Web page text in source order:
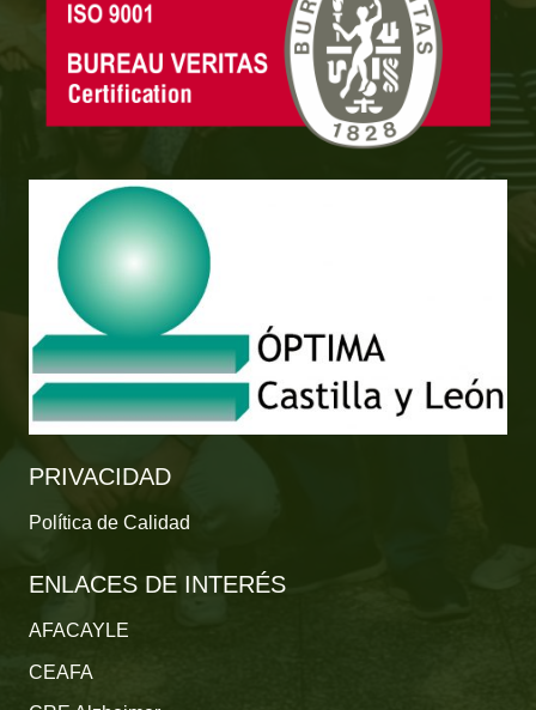
PRIVACIDAD
Política de Calidad
ENLACES DE INTERÉS
AFACAYLE
CEAFA